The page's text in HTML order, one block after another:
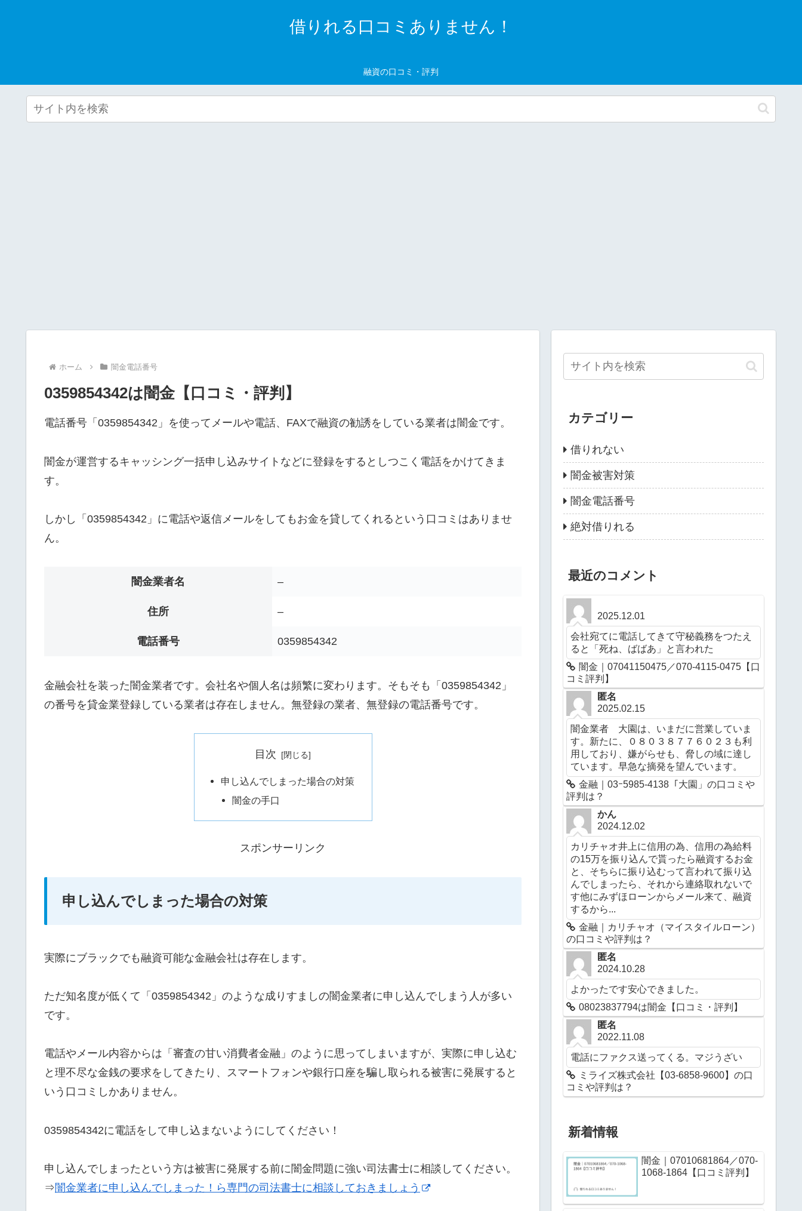
借りれる口コミありません！
融資の口コミ・評判
ホーム 闇金電話番号
0359854342は闇金【口コミ・評判】
電話番号「0359854342」を使ってメールや電話、FAXで融資の勧誘をしている業者は闇金です。
闇金が運営するキャッシング一括申し込みサイトなどに登録をするとしつこく電話をかけてきま
す。
しかし「0359854342」に電話や返信メールをしてもお金を貸してくれるという口コミはありませ
ん。
闇金業者名 –
住所 –
電話番号 0359854342
金融会社を装った闇金業者です。会社名や個人名は頻繁に変わります。そもそも「0359854342」
の番号を貸金業登録している業者は存在しません。無登録の業者、無登録の電話番号です。
目次
申し込んでしまった場合の対策
闇金の手口
スポンサーリンク
申し込んでしまった場合の対策
実際にブラックでも融資可能な金融会社は存在します。
ただ知名度が低くて「0359854342」のような成りすましの闇金業者に申し込んでしまう人が多い
です。
電話やメール内容からは「審査の甘い消費者金融」のように思ってしまいますが、実際に申し込む
と理不尽な金銭の要求をしてきたり、スマートフォンや銀行口座を騙し取られる被害に発展すると
いう口コミしかありません。
0359854342に電話をして申し込まないようにしてください！
申し込んでしまったという方は被害に発展する前に闇金問題に強い司法書士に相談してください。
⇒闇金業者に申し込んでしまった！ら専門の司法書士に相談しておきましょう
カテゴリー
借りれない
闇金被害対策
闇金電話番号
絶対借りれる
最近のコメント
2025.12.01
会社宛てに電話してきて守秘義務をつたえ
ると「死ね、ばばあ」と言われた
闇金｜07041150475／070-4115-0475【口
コミ評判】
匿名
2025.02.15
闇金業者 大園は、いまだに営業していま
す。新たに、０８０３８７７６０２３も利
用しており、嫌がらせも、脅しの域に達し
ています。早急な摘発を望んでいます。
金融｜03ｰ5985-4138「大園」の口コミや
評判は？
かん
2024.12.02
カリチャオ井上に信用の為、信用の為給料
の15万を振り込んで貰ったら融資するお金
と、そちらに振り込むって言われて振り込
んでしまったら、それから連絡取れないで
す他にみずほローンからメール来て、融資
するから...
金融｜カリチャオ（マイスタイルローン）
の口コミや評判は？
匿名
2024.10.28
よかったです安心できました。
08023837794は闇金【口コミ・評判】
匿名
2022.11.08
電話にファクス送ってくる。マジうざい
ミライズ株式会社【03-6858-9600】の口
コミや評判は？
新着情報
闇金｜07010681864／070-
1068-1864【口コミ評判】